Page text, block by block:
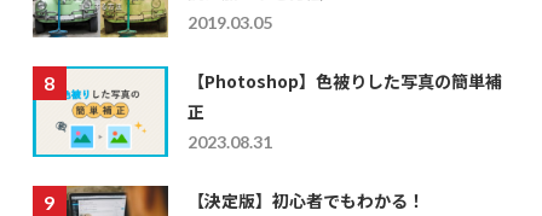
2019.03.05
【Photoshop】色被りした写真の簡単補
正
2023.08.31
【決定版】初心者でもわかる！